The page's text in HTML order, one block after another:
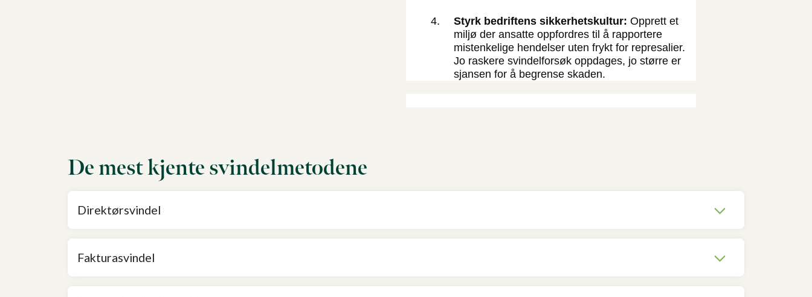
Styrk bedriftens sikkerhetskultur: Opprett et
miljø der ansatte oppfordres til å rapportere
mistenkelige hendelser uten frykt for represalier.
Jo raskere svindelforsøk oppdages, jo større er
sjansen for å begrense skaden.
De mest kjente svindelmetodene
Direktørsvindel
Fakturasvindel